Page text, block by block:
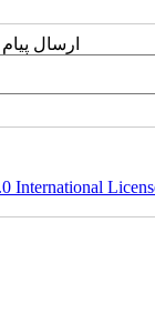
ارسال
International